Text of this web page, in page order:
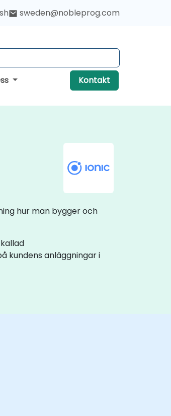
sweden@nobleprog.com
Kontakt
hur man bygger och
kundens anläggningar i